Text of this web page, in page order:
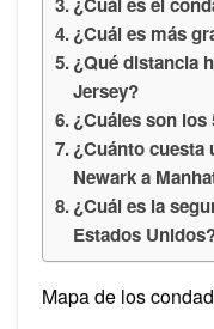
¿Cuál es más
¿Qué distancia
Jersey?
¿Cuáles son los
¿Cuánto cuesta
Newark a
¿Cuál es la
Estados
Mapa de los